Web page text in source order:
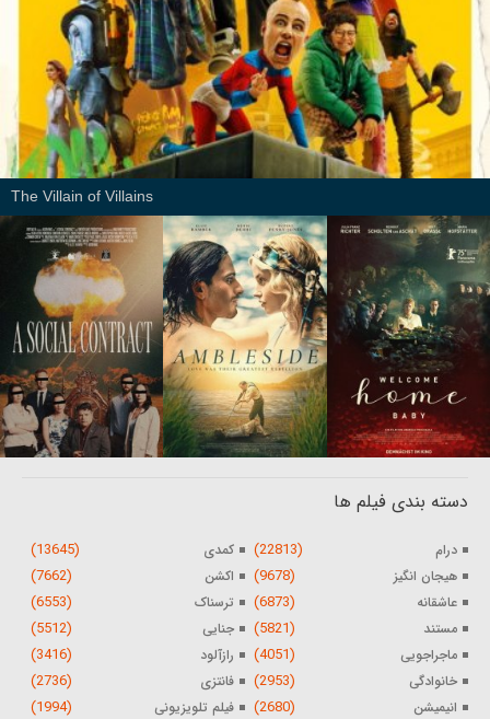
The Villain of Villains
دسته بندی فیلم ها
درام (22813) کمدی (13645)
هیجان انگیز (9678) اکشن (7662)
عاشقانه (6873) ترسناک (6553)
مستند (5821) جنایی (5512)
ماجراجویی (4051) رازآلود (3416)
خانوادگی (2953) فانتزی (2736)
انیمیشن (2680) فیلم تلویزیونی (1994)